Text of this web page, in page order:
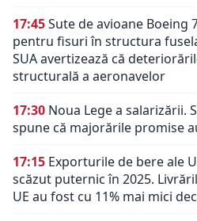
17:45Sute de avioane Boeing
pentru fisuri în structura
SUA avertizează că
structurală a aeronavelor
17:30 Noua Lege a salarizării.
spune că majorările promise
17:15 Exporturile de bere ale
scăzut puternic în 2025.
UE au fost cu 11% mai mici